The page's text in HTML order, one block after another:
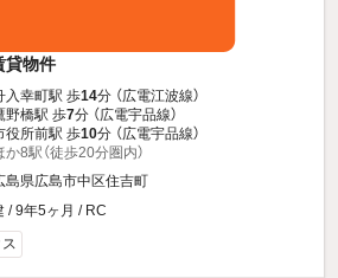
貸物件
入幸町駅 歩14分 （広電江波線）
野橋駅 歩7分 （広電宇品線）
役所前駅 歩10分 （広電宇品線）
か8駅（徒歩20分圏内）
島県広島市中区住吉町
/ 9年5ヶ月 / RC